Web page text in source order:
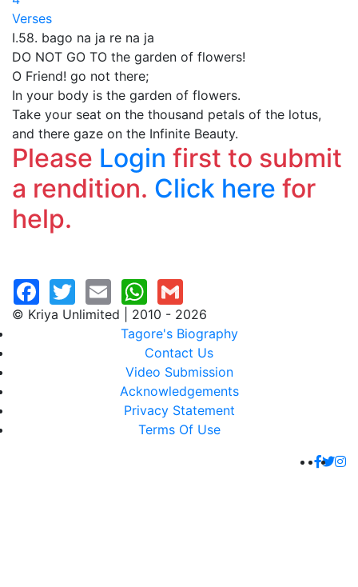
Verses
I.58. bago na ja re na ja
DO NOT GO TO the garden of flowers!
O Friend! go not there;
In your body is the garden of flowers.
Take your seat on the thousand petals of the lotus,
and there gaze on the Infinite Beauty.
Please Login first to submit
a rendition. Click here for
help.
© Kriya Unlimited | 2010 - 2026
Tagore's Biography
Contact Us
Video Submission
Acknowledgements
Privacy Statement
Terms Of Use